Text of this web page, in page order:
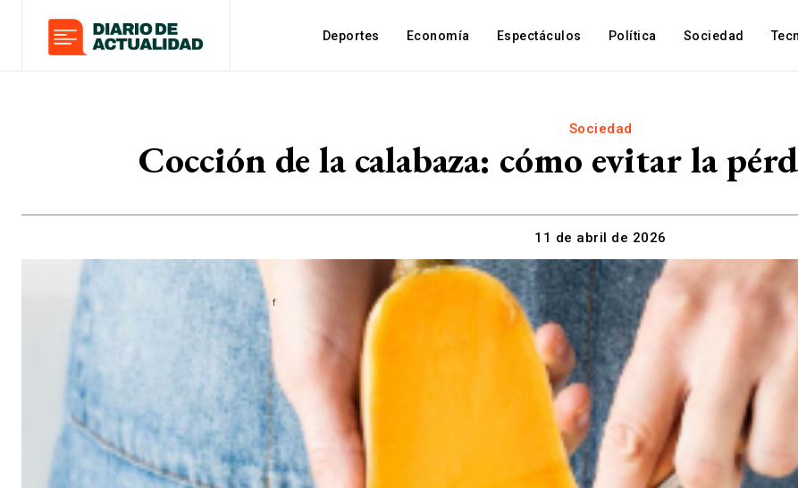
Deportes Economía Espectáculos Política Sociedad
Sociedad
Cocción de la calabaza: cómo evitar la
11 de abril de 2026